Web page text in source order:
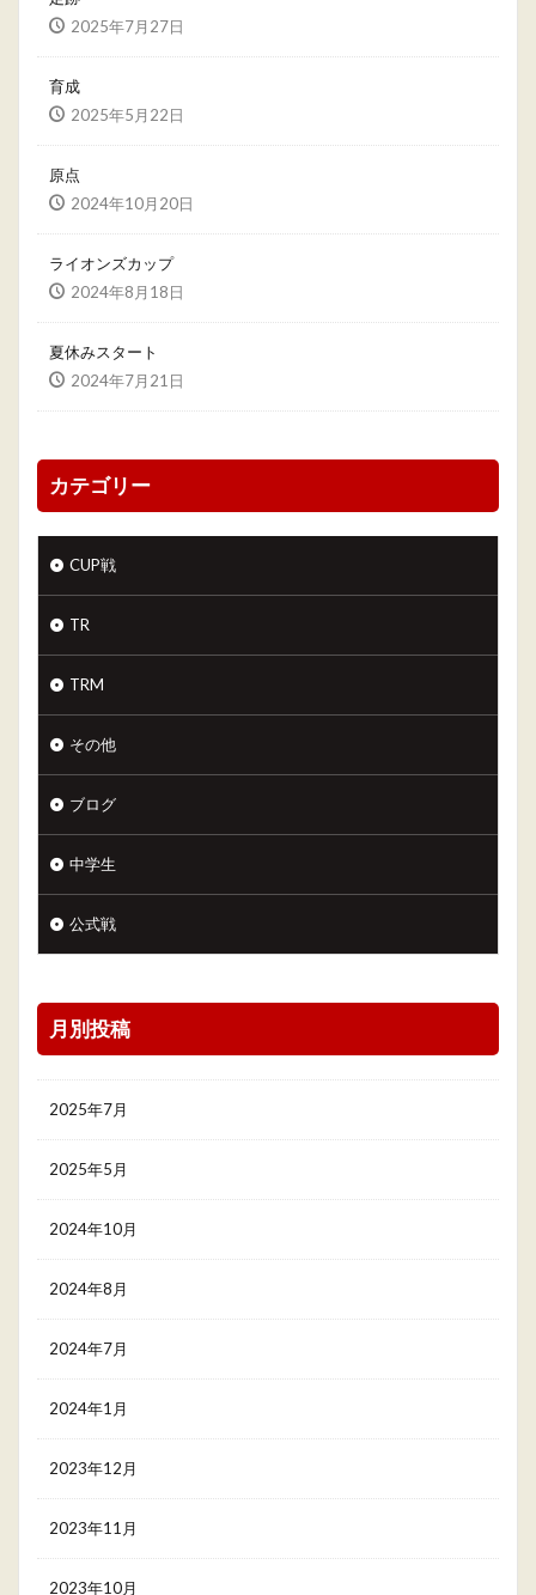
2025年7月27日
育成
2025年5月22日
原点
2024年10月20日
ライオンズカップ
2024年8月18日
夏休みスタート
2024年7月21日
カテゴリー
CUP戦
TR
TRM
その他
ブログ
中学生
公式戦
月別投稿
2025年7月
2025年5月
2024年10月
2024年8月
2024年7月
2024年1月
2023年12月
2023年11月
2023年10月